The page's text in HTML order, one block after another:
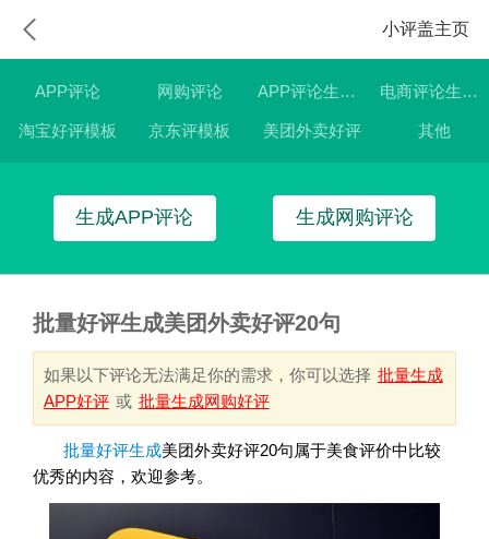
小评盖主页
APP评论 网购评论 APP评论生成器 电商评论生成器
淘宝好评模板 京东评模板 美团外卖好评 其他
生成APP评论 生成网购评论
批量好评生成美团外卖好评20句
如果以下评论无法满足你的需求，你可以选择 批量生成
APP好评 或 批量生成网购好评
批量好评生成美团外卖好评20句属于美食评价中比较
优秀的内容，欢迎参考。